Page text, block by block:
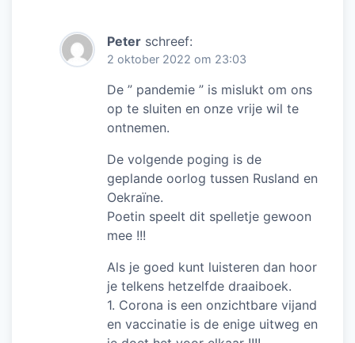
Peter schreef:
2 oktober 2022 om 23:03
De ” pandemie ” is mislukt om ons
op te sluiten en onze vrije wil te
ontnemen.
De volgende poging is de
geplande oorlog tussen Rusland en
Oekraïne.
Poetin speelt dit spelletje gewoon
mee !!!
Als je goed kunt luisteren dan hoor
je telkens hetzelfde draaiboek.
1. Corona is een onzichtbare vijand
en vaccinatie is de enige uitweg en